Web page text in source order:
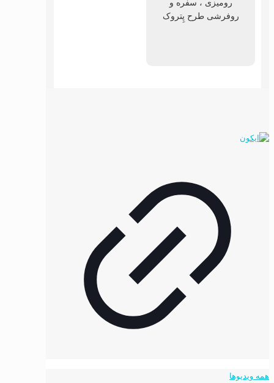
رومیزی ، سفره و
روفرشی طرح پِتروک
همه ویدیوها